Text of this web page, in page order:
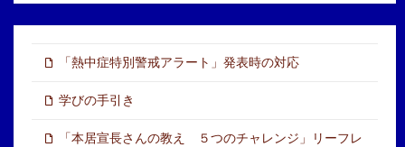
「熱中症特別警戒アラート」発表時の対応
学びの手引き
「本居宣長さんの教え ５つのチャレンジ」リーフレ